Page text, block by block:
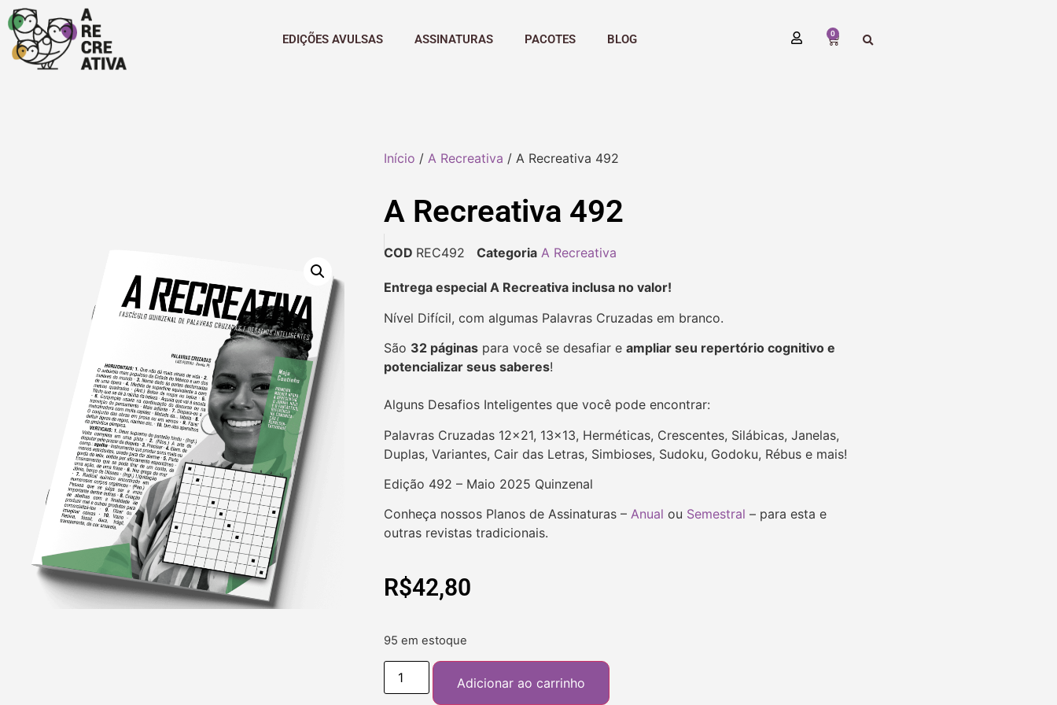
EDIÇÕES AVULSAS ASSINATURAS PACOTES BLOG 0
Início / A Recreativa / A Recreativa 492
A Recreativa 492
COD REC492 Categoria A Recreativa
Entrega especial A Recreativa inclusa no valor!
Nível Difícil, com algumas Palavras Cruzadas em branco.
São 32 páginas para você se desafiar e ampliar seu repertório cognitivo e
potencializar seus saberes!
Alguns Desafios Inteligentes que você pode encontrar:
Palavras Cruzadas 12×21, 13×13, Herméticas, Crescentes, Silábicas, Janelas,
Duplas, Variantes, Cair das Letras, Simbioses, Sudoku, Godoku, Rébus e mais!
Edição 492 – Maio 2025 Quinzenal
Conheça nossos Planos de Assinaturas – Anual ou Semestral – para esta e
outras revistas tradicionais.
R$42,80
95 em estoque
Adicionar ao carrinho